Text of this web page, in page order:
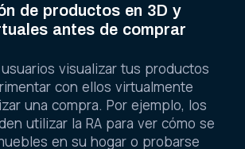
de productos en 3D y
antes de comprar
visualizar tus productos
con ellos virtualmente
una compra. Por ejemplo, los
utilizar la RA para ver cómo se
en su hogar o probarse